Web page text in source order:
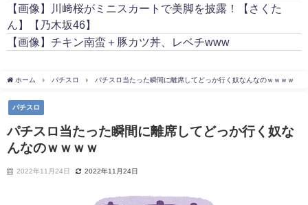
【画像】川﨑桜がミニスカートで美脚を披露！【さくた
ん】【乃木坂46】
【画像】チキン南蛮＋豚カツ丼、レベチwww
ホーム パチスロ パチスロ当たった瞬間に離席してどっか行く奴なんなのｗｗｗｗ
パチスロ
パチスロ当たった瞬間に離席してどっか行く奴な
んなのｗｗｗｗ
2022年11月24日 2022年11月24日